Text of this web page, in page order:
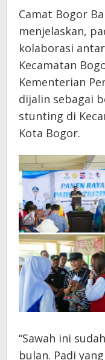
Camat Bogor
menjelaskan,
kolaborasi
Kecamatan
Kementerian
dijalin sebagai
stunting di
Kota Bogor.
“Sawah ini
bulan. Padi